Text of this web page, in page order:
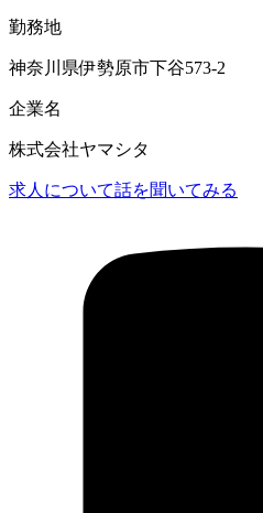
勤務地
神奈川県伊勢原市下谷573-2
企業名
株式会社ヤマシタ
求人について話を聞いてみる